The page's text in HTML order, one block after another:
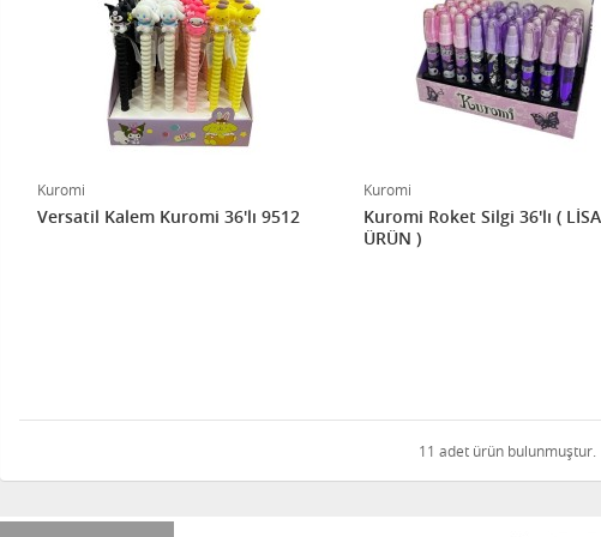
Kuromi
Versatil Kalem Kuromi 36'lı 9512
Kuromi
Kuromi Roket Silgi 36'lı (
ÜRÜN )
11 adet ürün bulunmuştur.